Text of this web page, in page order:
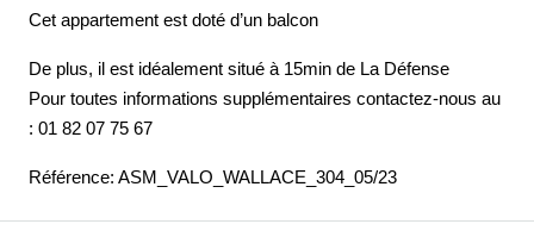
Cet appartement est doté d’un balcon
De plus, il est idéalement situé à 15min de La Défense
Pour toutes informations supplémentaires contactez-nous au
: 01 82 07 75 67
Référence: ASM_VALO_WALLACE_304_05/23